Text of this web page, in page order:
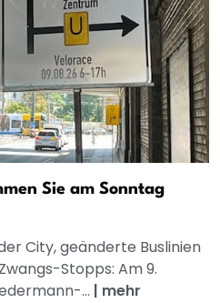
Sie am Sonntag
City, geänderte Buslinien
Stopps: Am 9.
... | mehr